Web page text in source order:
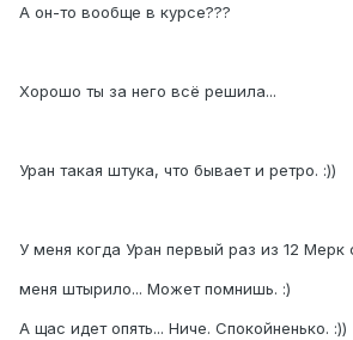
А он-то вообще в курсе???
Хорошо ты за него всё решила...
Уран такая штука, что бывает и ретро. :))
У меня когда Уран первый раз из 12 Мерк
меня штырило... Может помнишь. :)
А щас идет опять... Ниче. Спокойненько. :))